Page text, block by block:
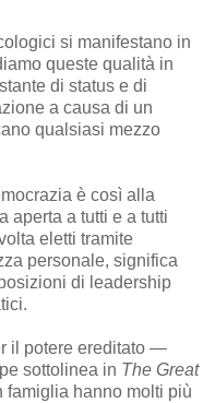
si manifestano in
queste qualità in
di status e di
a causa di un
qualsiasi mezzo
è così alla
aperta a tutti e a tutti
eletti tramite
personale, significa
di leadership
il potere ereditato —
sottolinea in The Great
famiglia hanno molti più